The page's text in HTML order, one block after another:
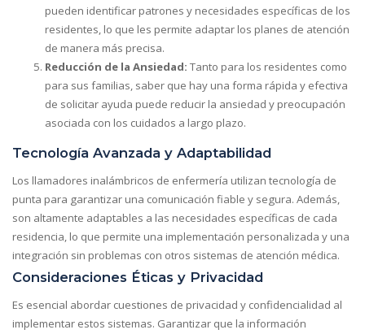
pueden identificar patrones y necesidades específicas de los
residentes, lo que les permite adaptar los planes de atención
de manera más precisa.
Reducción de la Ansiedad: Tanto para los residentes como
para sus familias, saber que hay una forma rápida y efectiva
de solicitar ayuda puede reducir la ansiedad y preocupación
asociada con los cuidados a largo plazo.
Tecnología Avanzada y Adaptabilidad
Los llamadores inalámbricos de enfermería utilizan tecnología de
punta para garantizar una comunicación fiable y segura. Además,
son altamente adaptables a las necesidades específicas de cada
residencia, lo que permite una implementación personalizada y una
integración sin problemas con otros sistemas de atención médica.
Consideraciones Éticas y Privacidad
Es esencial abordar cuestiones de privacidad y confidencialidad al
implementar estos sistemas. Garantizar que la información